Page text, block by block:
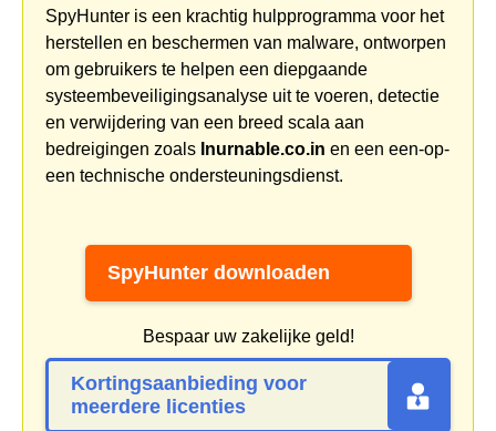
SpyHunter is een krachtig hulpprogramma voor het
herstellen en beschermen van malware, ontworpen
om gebruikers te helpen een diepgaande
systeembeveiligingsanalyse uit te voeren, detectie
en verwijdering van een breed scala aan
bedreigingen zoals Inurnable.co.in en een een-op-
een technische ondersteuningsdienst.
SpyHunter downloaden
Bespaar uw zakelijke geld!
Kortingsaanbieding voor
meerdere licenties